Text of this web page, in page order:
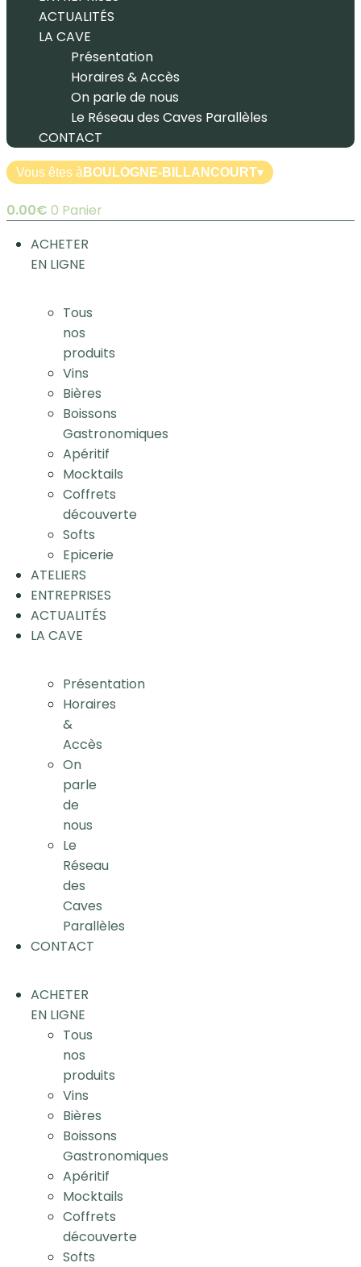
ACTUALITÉS
LA CAVE
Présentation
Horaires & Accès
On parle de nous
Le Réseau des Caves Parallèles
CONTACT
Vous êtes à BOULOGNE-BILLANCOURT▾
0.00€ 0 Panier
ACHETER
EN LIGNE
Tous
nos
produits
Vins
Bières
Boissons
Gastronomiques
Apéritif
Mocktails
Coffrets
découverte
Softs
Epicerie
ATELIERS
ENTREPRISES
ACTUALITÉS
LA CAVE
Présentation
Horaires
&
Accès
On
parle
de
nous
Le
Réseau
des
Caves
Parallèles
CONTACT
ACHETER
EN LIGNE
Tous
nos
produits
Vins
Bières
Boissons
Gastronomiques
Apéritif
Mocktails
Coffrets
découverte
Softs